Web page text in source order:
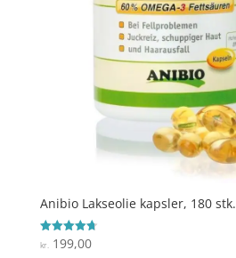
Anibio Lakseolie kapsler, 180 stk.
Vurderet
4.7
kr.199,00